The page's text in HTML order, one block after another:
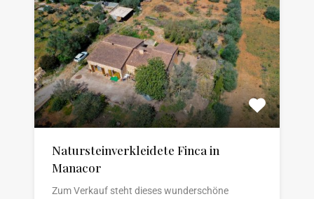
Natursteinverkleidete Finca in
Manacor
Zum Verkauf steht dieses wunderschöne